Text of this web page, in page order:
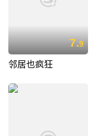
7.9
邻居也疯狂